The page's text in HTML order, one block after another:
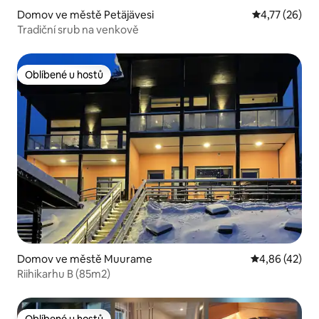
Domov ve městě Petäjävesi Průměrné
4,77 (26)
Tradiční srub na venkově
Oblíbené u hostů
Oblíbené u hostů
Domov ve městě Muurame Průměrné
4,86 (42)
Riihikarhu B (85m2)